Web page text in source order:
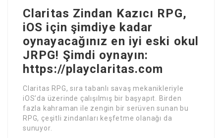
Claritas Zindan Kazıcı RPG,
iOS için şimdiye kadar
oynayacağınız en iyi eski okul
JRPG! Şimdi oynayın:
https://playclaritas.com
Claritas RPG, sıra tabanlı savaş mekanikleriyle
iOS’da üzerinde çalışılmış bir başyapıt. Birden
fazla kahraman ile zengin bir serüven sunan bu
RPG, çeşitli zindanları keşfetme olanağı da
sunuyor.